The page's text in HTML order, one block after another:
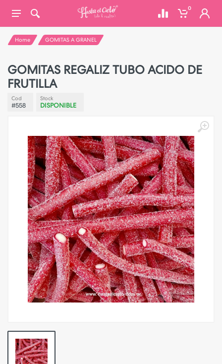
0
Home GOMITAS A GRANEL
GOMITAS REGALIZ TUBO ACIDO DE
FRUTILLA
Cod
#558
Stock
DISPONIBLE